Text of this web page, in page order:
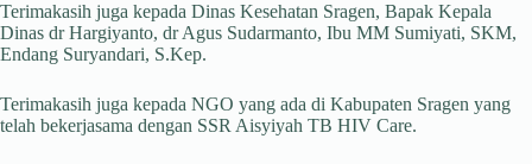
Terimakasih juga kepada Dinas Kesehatan Sragen, Bapak Kepala
Dinas dr Hargiyanto, dr Agus Sudarmanto, Ibu MM Sumiyati, SKM,
Endang Suryandari, S.Kep.
Terimakasih juga kepada NGO yang ada di Kabupaten Sragen yang
telah bekerjasama dengan SSR Aisyiyah TB HIV Care.